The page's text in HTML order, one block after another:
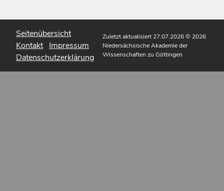
Seitenübersicht
Kontakt Impressum
Datenschutzerklärung
Zuletzt aktualisiert 27.07.2026© 2026
Niedersächsische Akademie der
Wissenschaften zu Göttingen